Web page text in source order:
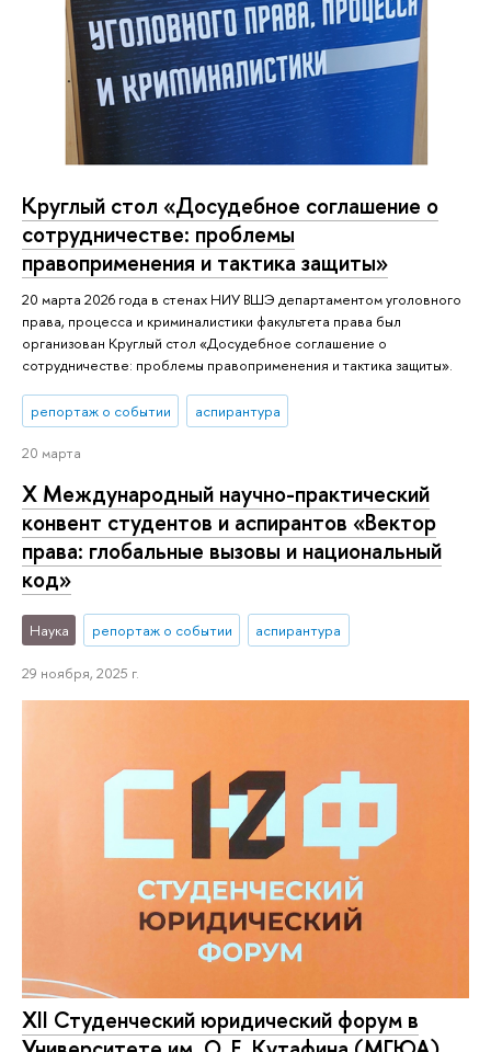
Круглый стол «Досудебное соглашение о
сотрудничестве: проблемы
правоприменения и тактика защиты»
20 марта 2026 года в стенах НИУ ВШЭ департаментом уголовного
права, процесса и криминалистики факультета права был
организован Круглый стол «Досудебное соглашение о
сотрудничестве: проблемы правоприменения и тактика защиты».
репортаж о событии аспирантура
20 марта
Х Международный научно-практический
конвент студентов и аспирантов «Вектор
права: глобальные вызовы и национальный
код»
Наука репортаж о событии аспирантура
29 ноября, 2025 г.
XII Студенческий юридический форум в